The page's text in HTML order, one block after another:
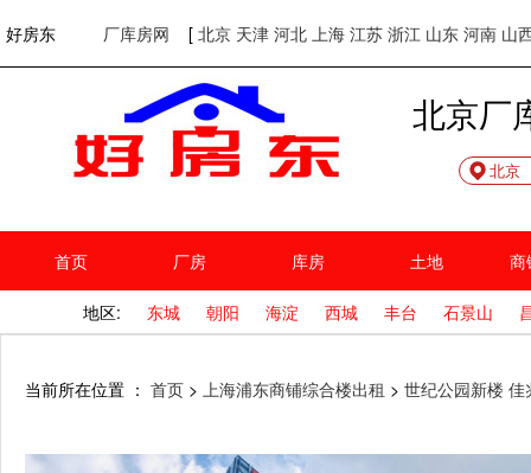
好房东 厂库房网 [ 北京 天津 河北 上海 江苏 浙江 山东 河南 山
欢迎访问好房东！网站首页
北京厂
北京
首页 厂房 库房 土地 商
地区: 东城 朝阳 海淀 西城 丰台 石景山
当前所在位置 ： 首页 > 上海浦东商铺综合楼出租 > 世纪公园新楼